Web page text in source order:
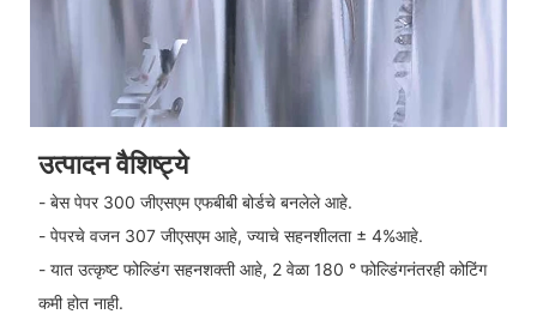
उत्पादन वैशिष्ट्ये
- बेस पेपर 300 जीएसएम एफबीबी बोर्डचे बनलेले आहे.
- पेपरचे वजन 307 जीएसएम आहे, ज्याचे सहनशीलता ± 4%आहे.
- यात उत्कृष्ट फोल्डिंग सहनशक्ती आहे, 2 वेळा 180 ° फोल्डिंगनंतरही कोटिंग
कमी होत नाही.